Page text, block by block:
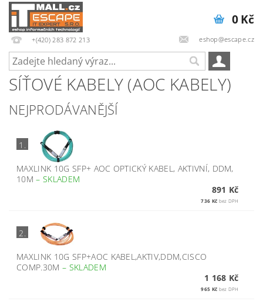
+(420) 283 872 213 eshop@escape.cz
0 Kč
SÍŤOVÉ KABELY (AOC KABELY)
NEJPRODÁVANĚJŠÍ
1.
MAXLINK 10G SFP+ AOC OPTICKÝ KABEL, AKTIVNÍ, DDM,
10M–SKLADEM
891 Kč
736 Kč bez DPH
2.
MAXLINK 10G SFP+AOC KABEL,AKTIV,DDM,CISCO
COMP.30M– SKLADEM
1 168 Kč
965 Kč bez DPH